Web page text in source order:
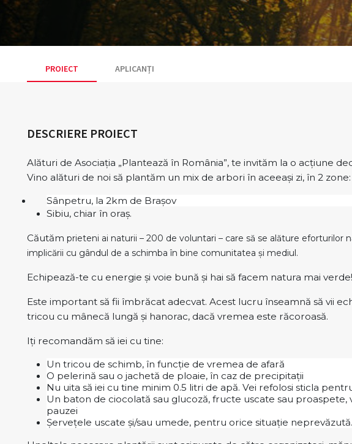
PROIECT APLICANȚI
DESCRIERE PROIECT
Alături de Asociația „Plantează în România”, te invităm la o acțiune
Vino alături de noi să plantăm un mix de arbori în aceeași zi, în 2 zone:
Sânpetru, la 2km de Brașov
Sibiu, chiar în oraș.
Căutăm prieteni ai naturii – 200 de voluntari – care să se alăture eforturilor
implicării cu gândul de a schimba în bine comunitatea și mediul.
Echipează-te cu energie și voie bună și hai să facem natura mai verde!
Este important să fii îmbrăcat adecvat. Acest lucru înseamnă să vii
tricou cu mânecă lungă și hanorac, dacă vremea este răcoroasă.
Iți recomandăm să iei cu tine:
Un tricou de schimb, în funcție de vremea de afară
O pelerină sau o jachetă de ploaie, în caz de precipitații
Nu uita să iei cu tine minim 0.5 litri de apă. Vei refolosi sticla
Un baton de ciocolată sau glucoză, fructe uscate sau
pauzei
Șervețele uscate și/sau umede, pentru orice situație neprevăzută.